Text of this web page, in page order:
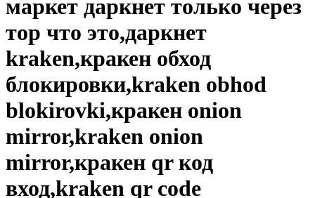
маркет даркнет только через
тор что это,даркнет
kraken,кракен обход
блокировки,kraken obhod
blokirovki,кракен onion
mirror,kraken onion
mirror,кракен qr код
вход,kraken qr code